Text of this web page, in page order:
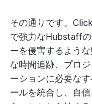
その通りです。
で強力なHubstaff
ーを侵害するよう
な時間追跡、プロ
ーションに必要な
ールを統合し、自